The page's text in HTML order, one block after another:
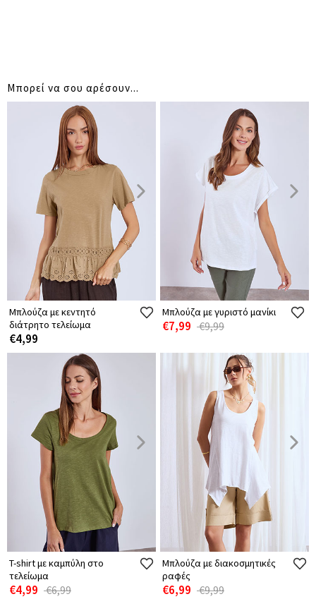
Μπορεί να σου αρέσουν...
Μπλούζα με κεντητό
διάτρητο τελείωμα
€4,99
Μπλούζα με γυριστό μανίκι
€7,99 €9,99
T-shirt με καμπύλη στο
τελείωμα
€4,99 €6,99
Μπλούζα με διακοσμητικές
ραφές
€6,99 €9,99